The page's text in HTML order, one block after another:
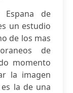
de
un estudio
de los mas
de
momento
la imagen
la de una